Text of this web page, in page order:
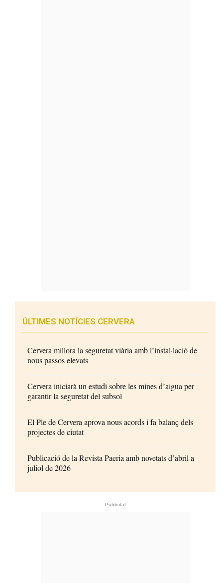
ÚLTIMES NOTÍCIES CERVERA
Cervera millora la seguretat viària amb l’instal·lació de
nous passos elevats
Cervera iniciarà un estudi sobre les mines d’aigua per
garantir la seguretat del subsol
El Ple de Cervera aprova nous acords i fa balanç dels
projectes de ciutat
Publicació de la Revista Paeria amb novetats d’abril a
juliol de 2026
- Publicitat -